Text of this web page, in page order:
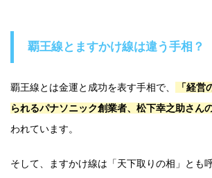
覇王線とますかけ線は違う手相？
覇王線とは金運と成功を表す手相で、
「経
られるパナソニック創業者、松下幸之助さん
われています。
そして、ますかけ線は「天下取りの相」とも